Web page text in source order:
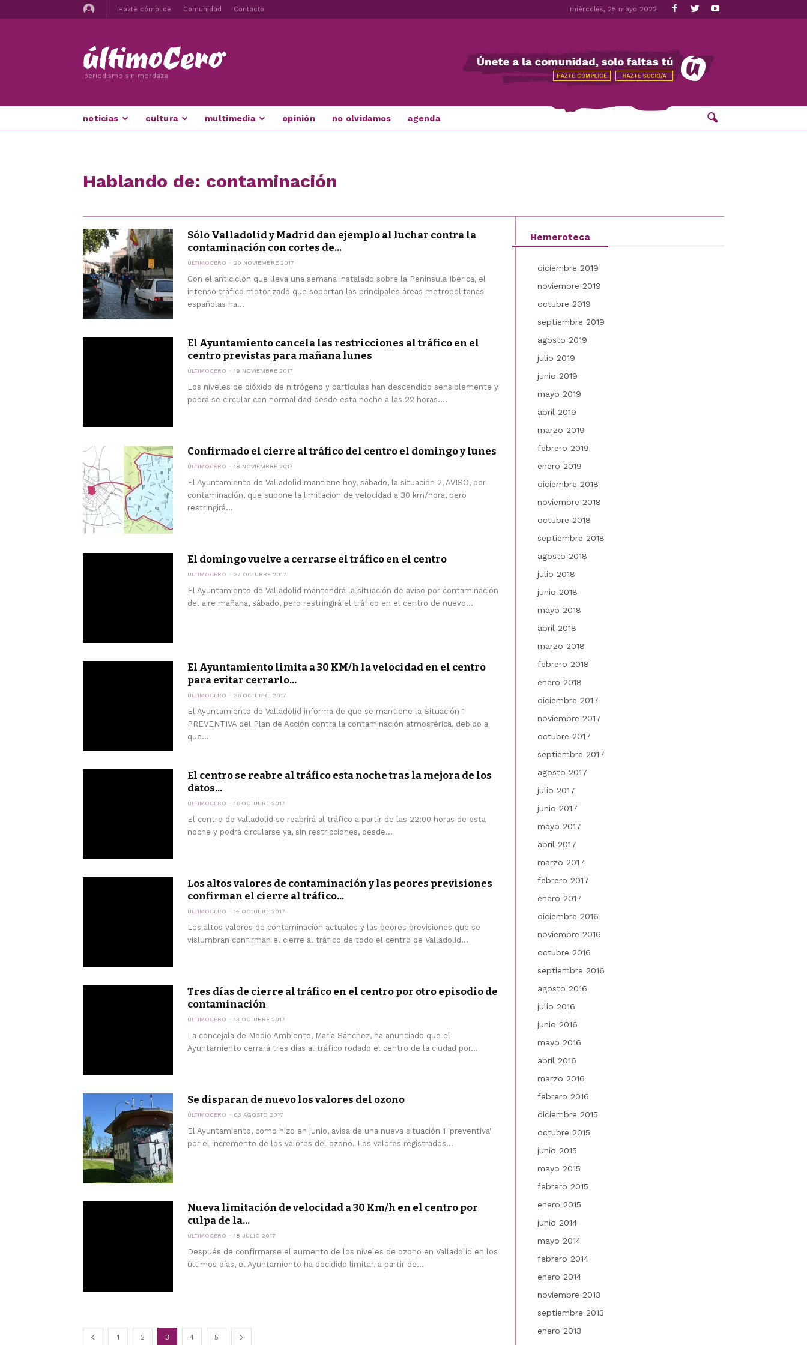
Hazte cómplice Comunidad Contacto miércoles, 25 mayo 2022
periodismo sin mordaza
noticias cultura multimedia opinión no olvidamos agenda
Hablando de: contaminación
Sólo Valladolid y Madrid dan ejemplo al luchar contra la
contaminación con cortes de...
ÚLTIMOCERO 20 NOVIEMBRE 2017
Con el anticiclón que lleva una semana instalado sobre la Península Ibérica, el
intenso tráfico motorizado que soportan las principales áreas metropolitanas
españolas ha...
El Ayuntamiento cancela las restricciones al tráfico en el
centro previstas para mañana lunes
ÚLTIMOCERO 19 NOVIEMBRE 2017
Los niveles de dióxido de nitrógeno y partículas han descendido sensiblemente y
podrá se circular con normalidad desde esta noche a las 22 horas....
Confirmado el cierre al tráfico del centro el domingo y lunes
ÚLTIMOCERO 18 NOVIEMBRE 2017
El Ayuntamiento de Valladolid mantiene hoy, sábado, la situación 2, AVISO, por
contaminación, que supone la limitación de velocidad a 30 km/hora, pero
restringirá...
El domingo vuelve a cerrarse el tráfico en el centro
ÚLTIMOCERO 27 OCTUBRE 2017
El Ayuntamiento de Valladolid mantendrá la situación de aviso por contaminación
del aire mañana, sábado, pero restringirá el tráfico en el centro de nuevo...
El Ayuntamiento limita a 30 KM/h la velocidad en el centro
para evitar cerrarlo...
ÚLTIMOCERO 26 OCTUBRE 2017
El Ayuntamiento de Valladolid informa de que se mantiene la Situación 1
PREVENTIVA del Plan de Acción contra la contaminación atmosférica, debido a
que...
El centro se reabre al tráfico esta noche tras la mejora de los
datos...
ÚLTIMOCERO 16 OCTUBRE 2017
El centro de Valladolid se reabrirá al tráfico a partir de las 22:00 horas de esta
noche y podrá circularse ya, sin restricciones, desde...
Los altos valores de contaminación y las peores previsiones
confirman el cierre al tráfico...
ÚLTIMOCERO 14 OCTUBRE 2017
Los altos valores de contaminación actuales y las peores previsiones que se
vislumbran confirman el cierre al tráfico de todo el centro de Valladolid...
Tres días de cierre al tráfico en el centro por otro episodio de
contaminación
ÚLTIMOCERO 13 OCTUBRE 2017
La concejala de Medio Ambiente, María Sánchez, ha anunciado que el
Ayuntamiento cerrará tres días al tráfico rodado el centro de la ciudad por...
Se disparan de nuevo los valores del ozono
ÚLTIMOCERO 03 AGOSTO 2017
El Ayuntamiento, como hizo en junio, avisa de una nueva situación 1 'preventiva'
por el incremento de los valores del ozono. Los valores registrados...
Nueva limitación de velocidad a 30 Km/h en el centro por
culpa de la...
ÚLTIMOCERO 18 JULIO 2017
Después de confirmarse el aumento de los niveles de ozono en Valladolid en los
últimos días, el Ayuntamiento ha decidido limitar, a partir de...
1 2 3 4 5
Hemeroteca
diciembre 2019
noviembre 2019
octubre 2019
septiembre 2019
agosto 2019
julio 2019
junio 2019
mayo 2019
abril 2019
marzo 2019
febrero 2019
enero 2019
diciembre 2018
noviembre 2018
octubre 2018
septiembre 2018
agosto 2018
julio 2018
junio 2018
mayo 2018
abril 2018
marzo 2018
febrero 2018
enero 2018
diciembre 2017
noviembre 2017
octubre 2017
septiembre 2017
agosto 2017
julio 2017
junio 2017
mayo 2017
abril 2017
marzo 2017
febrero 2017
enero 2017
diciembre 2016
noviembre 2016
octubre 2016
septiembre 2016
agosto 2016
julio 2016
junio 2016
mayo 2016
abril 2016
marzo 2016
febrero 2016
diciembre 2015
octubre 2015
junio 2015
mayo 2015
febrero 2015
enero 2015
junio 2014
mayo 2014
febrero 2014
enero 2014
noviembre 2013
septiembre 2013
enero 2013